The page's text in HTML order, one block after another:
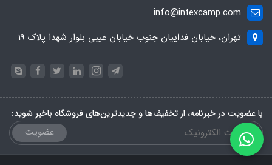
info@intexcamp.com
تهران، خیابان فداییان جنوب خیابان غیبی بلوار شهدا پلاک 19
با عضویت در خبرنامه، از تخفیف‌ها و جدیدترین‌های فروشگاه باخبر شوید:
عضویت